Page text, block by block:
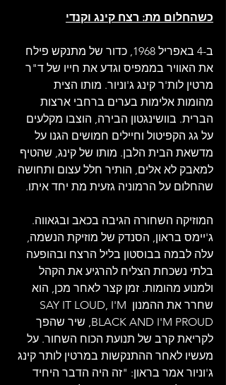
כשהחלום מת: רצח קינג וקנדי
ב-4 באפריל 1968, כדור של מתנקש פילח
את האוויר בממפיס וגדע את חייו של ד"ר
מרטין לות'ר קינג ג'וניור. מותו הצית
מהומות אלימות בערים ברחבי ארצות
הברית. בוושינגטון הבירה, הוצבו מקלעים
על גג הקפיטול וחיילים חמושים הגנו על
מדשאת הבית הלבן. מותו של קינג, שהטיף
למאבק לא אלים, הותיר חלל עצום ותחושה
שהחלום על הרמוניה גזעית מת יחד איתו.
המוזיקה השחורה הגיבה בכאב ובגאווה.
ג'יימס בראון, הסנדק של מוזיקת הנשמה,
עלה לבמה בבוסטון בליל הרצח ובהופעה
בלתי נשכחת הצליח להרגיע את הקהל
ולמנוע מהומות. זמן קצר לאחר מכן, הוא
שחרר את ההמנון SAY IT LOUD, I'M
BLACK AND I'M PROUD, שיר שהפך
לקריאת קרב של תנועת הכוח השחור. על
מעשיו לאחר ההתנקשות במרטין לותר קינג
ג'וניור אמר בראון: "זה היה הדבר היחיד